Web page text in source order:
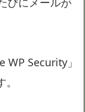
WP Security」